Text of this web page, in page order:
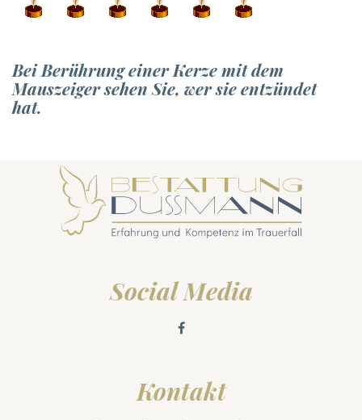
Bei Berührung einer Kerze mit dem
Mauszeiger sehen Sie, wer sie entzündet
hat.
Social Media
Kontakt